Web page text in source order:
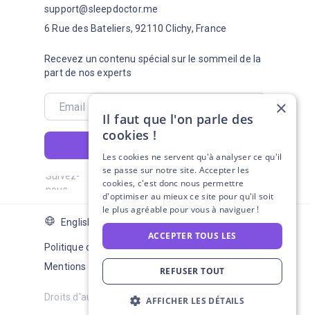
Droits d'auteur SLEEPDOCTOR © 2021 – 2026
Recevez un contenu spécial sur le sommeil de la
part de nos experts
support@sleepdoctor.me
6 Rue des Bateliers, 92110 Clichy, France
Suivez-
nous
Politique de confidentialité
Mentions légales
English Version
×
Il faut que l'on parle des
cookies !
Les cookies ne servent qu'à analyser ce qu'il
se passe sur notre site. Accepter les
cookies, c'est donc nous permettre
d'optimiser au mieux ce site pour qu'il soit
le plus agréable pour vous à naviguer !
ACCEPTER TOUS LES
REFUSER TOUT
AFFICHER LES DÉTAILS